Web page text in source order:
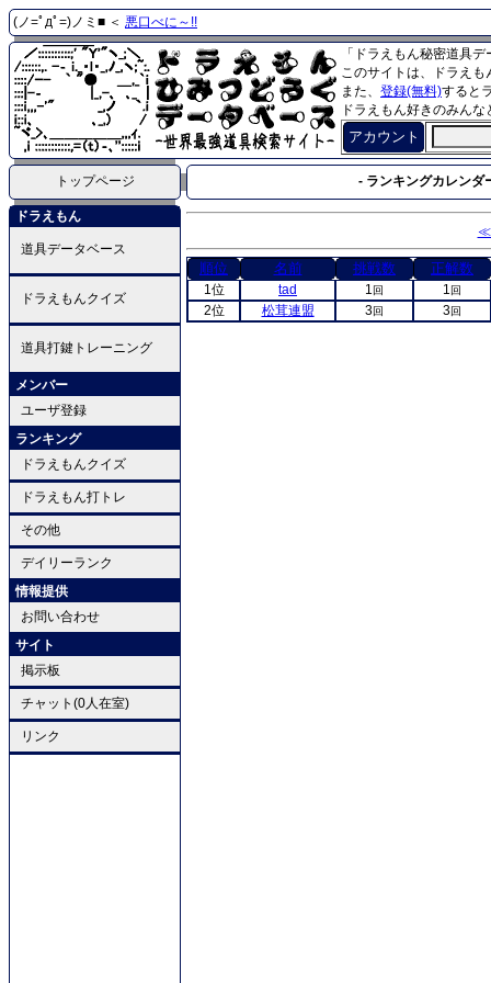
(ノ=ﾟдﾟ=)ノミ■ ＜ 悪口べに～!!
「ドラえもん秘密道具
このサイトは、ドラえ
また、 登録(無料)すると
ドラえもん好きのみん
アカウント
トップページ - ランキングカレンダ
ドラえもん
道具データベース
ドラえもんクイズ
道具打鍵トレーニング
メンバー
ユーザ登録
ランキング
ドラえもんクイズ
ドラえもん打トレ
その他
デイリーランク
情報提供
お問い合わせ
サイト
掲示板
チャット(0人在室)
リンク
順位 名前 挑戦数 正解数
1位 tad 1 回 1 回
2位 松茸連盟 3回 3回